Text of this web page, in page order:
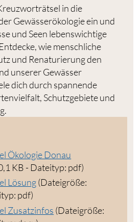
in die
Gewässerökologie ein und
und Seen lebenswichtige
wie menschliche
und Renaturierung den
unserer Gewässer
dich durch spannende
Schutzgebiete und
Ökologie Donau
KB - Dateityp: pdf)
Lösung(Dateigröße:
pdf)
Zusatzinfos (Dateigröße: